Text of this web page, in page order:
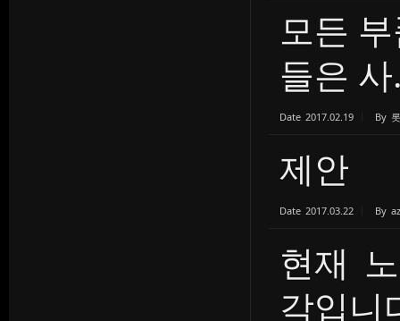
모든
들은
Date 2017.02.19 By
제안
Date 2017.03.22 By
현재
각입니